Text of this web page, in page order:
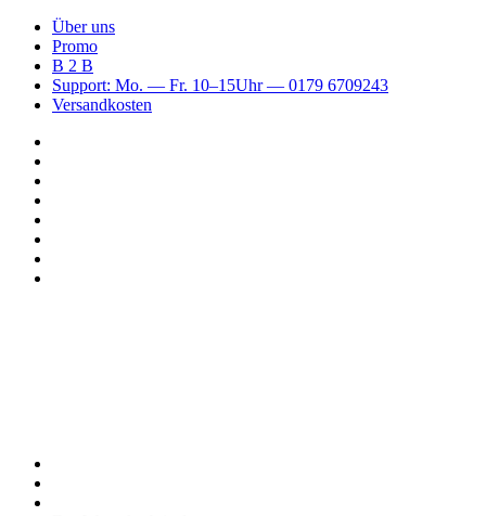
Über uns
Promo
B 2 B
Support: Mo. — Fr. 10–15Uhr — 0179 6709243
Versandkosten